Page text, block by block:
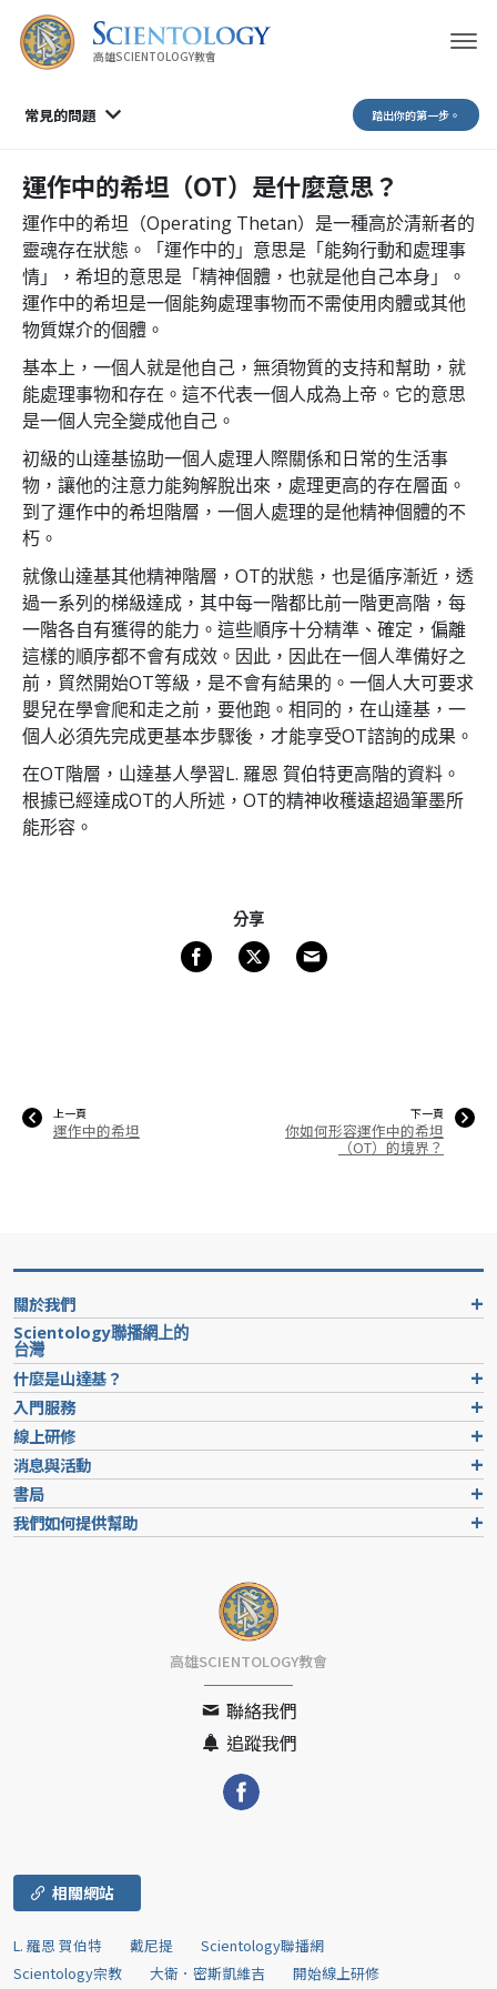
高雄SCIENTOLOGY教會
常見的問題 踏出你的第一步。
運作中的希坦（OT）是什麼意思？
運作中的希坦（Operating Thetan）是一種高於清新者的
靈魂存在狀態。「運作中的」意思是「能夠行動和處理事
情」，希坦的意思是「精神個體，也就是他自己本身」。
運作中的希坦是一個能夠處理事物而不需使用肉體或其他
物質媒介的個體。
基本上，一個人就是他自己，無須物質的支持和幫助，就
能處理事物和存在。這不代表一個人成為上帝。它的意思
是一個人完全變成他自己。
初級的山達基協助一個人處理人際關係和日常的生活事
物，讓他的注意力能夠解脫出來，處理更高的存在層面。
到了運作中的希坦階層，一個人處理的是他精神個體的不
朽。
就像山達基其他精神階層，OT的狀態，也是循序漸近，透
過一系列的梯級達成，其中每一階都比前一階更高階，每
一階各自有獲得的能力。這些順序十分精準、確定，偏離
這樣的順序都不會有成效。因此，因此在一個人準備好之
前，貿然開始OT等級，是不會有結果的。一個人大可要求
嬰兒在學會爬和走之前，要他跑。相同的，在山達基，一
個人必須先完成更基本步驟後，才能享受OT諮詢的成果。
在OT階層，山達基人學習L. 羅恩 賀伯特更高階的資料。
根據已經達成OT的人所述，OT的精神收穫遠超過筆墨所
能形容。
分享
上一頁
運作中的希坦
下一頁
你如何形容運作中的希坦
（OT）的境界？
關於我們
Scientology聯播網上的
台灣
什麼是山達基？
入門服務
線上研修
消息與活動
書局
我們如何提供幫助
高雄SCIENTOLOGY教會
聯絡我們
追蹤我們
相關網站
L. 羅恩 賀伯特 戴尼提
Scientology聯播網
Scientology宗教
大衛．密斯凱維吉 開始線上研修